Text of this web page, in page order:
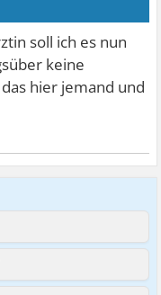
soll ich es nun
keine
hier jemand und